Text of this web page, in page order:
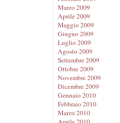
Marzo 2009
Aprile 2009
Maggio 2009
Giugno 2009
Luglio 2009
Agosto 2009
Settembre 2009
Ottobre 2009
Novembre 2009
Dicembre 2009
Gennaio 2010
Febbraio 2010
Marzo 2010